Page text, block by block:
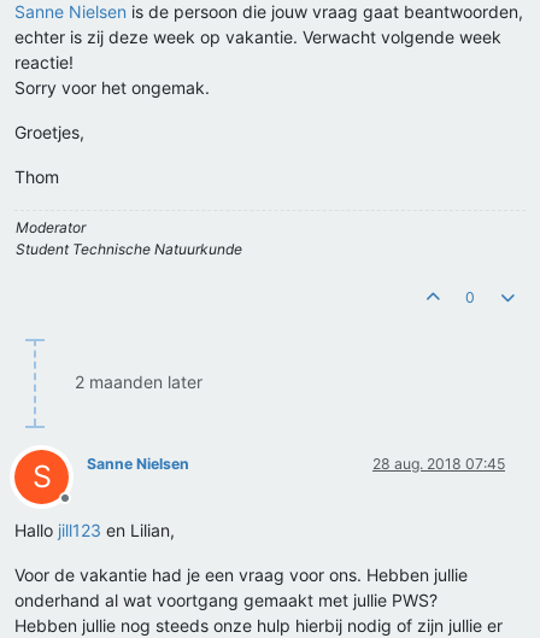
Sanne Nielsen is de persoon die jouw vraag gaat beantwoorden,
echter is zij deze week op vakantie. Verwacht volgende week
reactie!
Sorry voor het ongemak.
Groetjes,
Thom
Moderator
Student Technische Natuurkunde
0
2 maanden later
S
Offline
Sanne Nielsen 28 aug. 2018 07:45
Hallo jill123 en Lilian,
Voor de vakantie had je een vraag voor ons. Hebben jullie
onderhand al wat voortgang gemaakt met jullie PWS?
Hebben jullie nog steeds onze hulp hierbij nodig of zijn jullie er